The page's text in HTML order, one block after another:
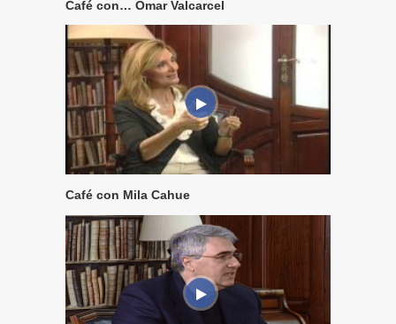
Café con… Omar Valcarcel
Café con Mila Cahue